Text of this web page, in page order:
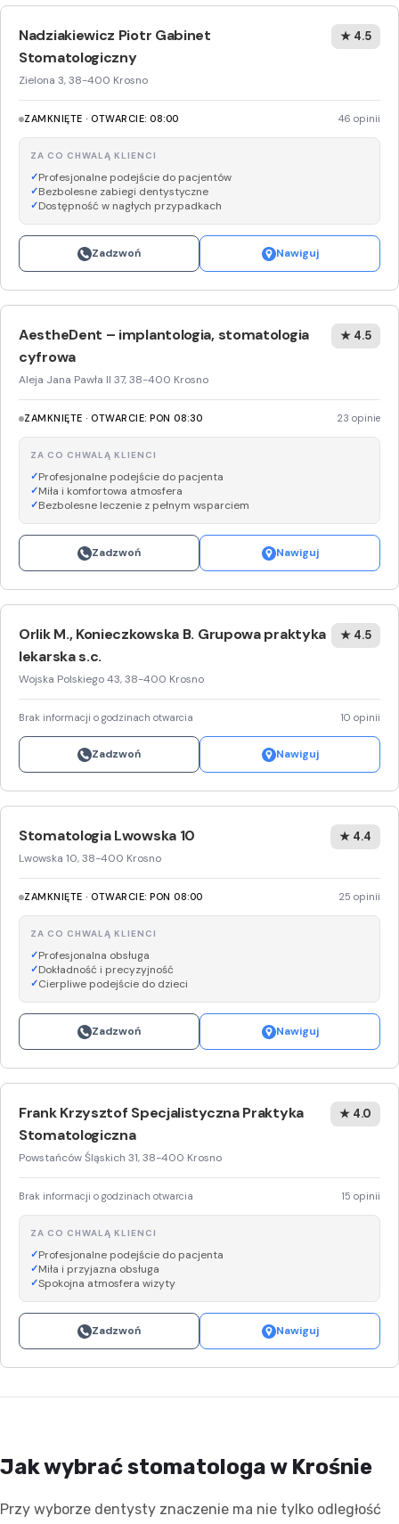
Nadziakiewicz Piotr Gabinet
Stomatologiczny
Zielona 3, 38-400 Krosno
★ 4.5
ZAMKNIĘTE · OTWARCIE: 08:00 46 opinii
ZA CO CHWALĄ KLIENCI
Profesjonalne podejście do pacjentów
Bezbolesne zabiegi dentystyczne
Dostępność w nagłych przypadkach
Zadzwoń Nawiguj
AestheDent – implantologia, stomatologia
cyfrowa
Aleja Jana Pawła II 37, 38-400 Krosno
★ 4.5
ZAMKNIĘTE · OTWARCIE: PON 08:30 23 opinie
ZA CO CHWALĄ KLIENCI
Profesjonalne podejście do pacjenta
Miła i komfortowa atmosfera
Bezbolesne leczenie z pełnym wsparciem
Zadzwoń Nawiguj
Orlik M., Konieczkowska B. Grupowa praktyka
lekarska s.c.
Wojska Polskiego 43, 38-400 Krosno
★ 4.5
Brak informacji o godzinach otwarcia 10 opinii
Zadzwoń Nawiguj
Stomatologia Lwowska 10
Lwowska 10, 38-400 Krosno
★ 4.4
ZAMKNIĘTE · OTWARCIE: PON 08:00 25 opinii
ZA CO CHWALĄ KLIENCI
Profesjonalna obsługa
Dokładność i precyzyjność
Cierpliwe podejście do dzieci
Zadzwoń Nawiguj
Frank Krzysztof Specjalistyczna Praktyka
Stomatologiczna
Powstańców Śląskich 31, 38-400 Krosno
★ 4.0
Brak informacji o godzinach otwarcia 15 opinii
ZA CO CHWALĄ KLIENCI
Profesjonalne podejście do pacjenta
Miła i przyjazna obsługa
Spokojna atmosfera wizyty
Zadzwoń Nawiguj
Jak wybrać stomatologa w Krośnie
Przy wyborze dentysty znaczenie ma nie tylko odległość